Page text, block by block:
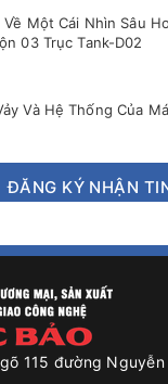
Một Cái Nhìn Sâu
03 Trục Tank-D02
Và Hệ Thống Của
ĐĂNG KÝ NHẬN
115 đường